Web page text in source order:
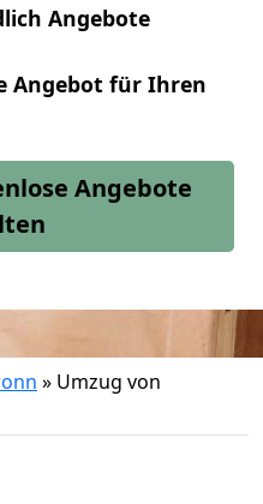
Angebote
Angebot für Ihren
Angebote
» Umzug von